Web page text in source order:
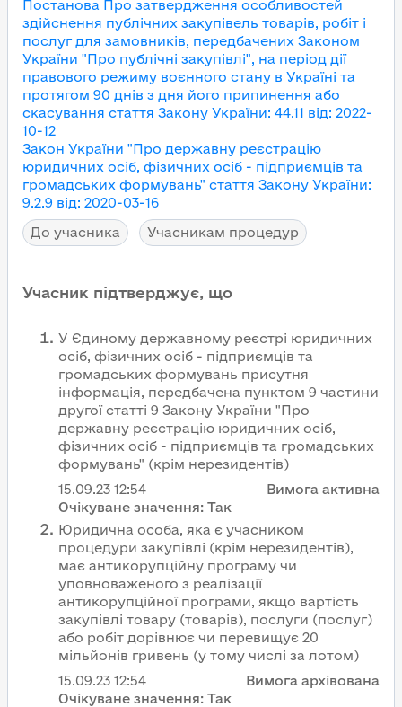
Постанова Про затвердження особливостей
здійснення публічних закупівель товарів, робіт і
послуг для замовників, передбачених Законом
України "Про публічні закупівлі", на період дії
правового режиму воєнного стану в Україні та
протягом 90 днів з дня його припинення або
скасування стаття Закону України: 44.11 від: 2022-
10-12
Закон України "Про державну реєстрацію
юридичних осіб, фізичних осіб - підприємців та
громадських формувань" стаття Закону України:
9.2.9 від: 2020-03-16
До учасника
Учасникам процедур
Учасник підтверджує, що
У Єдиному державному реєстрі юридичних
осіб, фізичних осіб - підприємців та
громадських формувань присутня
інформація, передбачена пунктом 9 частини
другої статті 9 Закону України "Про
державну реєстрацію юридичних осіб,
фізичних осіб - підприємців та громадських
формувань" (крім нерезидентів)
15.09.23 12:54
Вимога активна
Очікуване значення: Так
Юридична особа, яка є учасником
процедури закупівлі (крім нерезидентів),
має антикорупційну програму чи
уповноваженого з реалізації
антикорупційної програми, якщо вартість
закупівлі товару (товарів), послуги (послуг)
або робіт дорівнює чи перевищує 20
мільйонів гривень (у тому числі за лотом)
15.09.23 12:54
Вимога архівована
Очікуване значення: Так